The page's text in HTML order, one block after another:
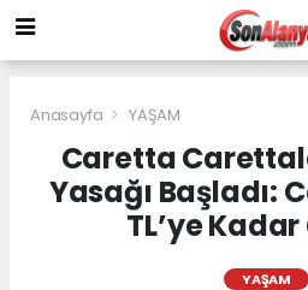
Anasayfa YAŞAM
Caretta
Yasağı Başladı:
TL’ye Kadar
YAŞAM